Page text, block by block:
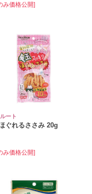
み価格公開]
ート
ぐれるささみ 20g
み価格公開]